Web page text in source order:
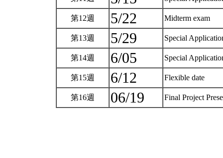
第12週 5/22 Midterm exam
第13週 5/29 Special
第14週 6/05 Special
第15週 6/12 Flexible date
第16週 06/19 Final Project